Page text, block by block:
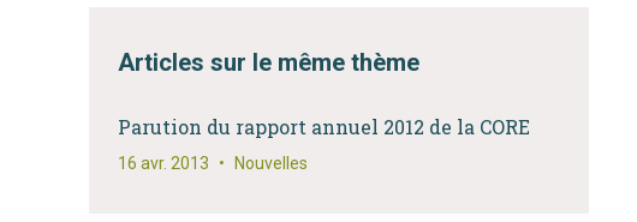
Articles sur le même thème
Parution du rapport annuel 2012 de la CORE
16 avr. 2013 • Nouvelles